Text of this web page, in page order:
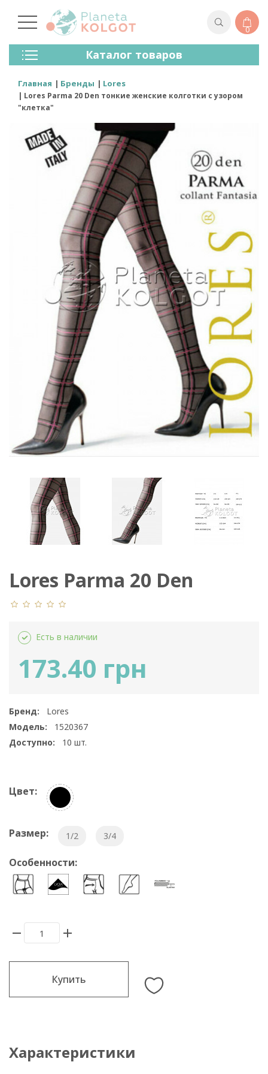
0
Каталог товаров
Колготки
Чулки
Лосины (леггинсы)
Носки И Гольфы
Спортивная Одежда
Для Мужчин
Для Детей
Бренды
Главная Бренды Lores
Lores Parma 20 Den тонкие женские колготки с узором
"клетка"
Lores Parma 20 Den
Есть в наличии
173.40 грн
Бренд:
Lores
Модель:
1520367
Доступно:
10 шт.
Цвет:
Размер: 1/2 3/4
Особенности:
Купить
Характеристики